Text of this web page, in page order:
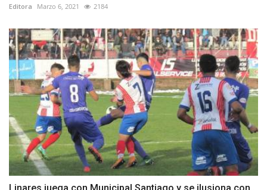
Editora Marzo 6, 2021 2184